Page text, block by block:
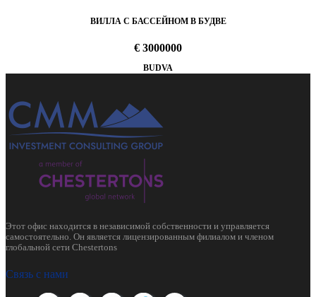
ВИЛЛА С БАССЕЙНОМ В БУДВЕ
€ 3000000
BUDVA
Этот офис находится в независимой собственности и управляется
самостоятельно. Он является лицензированным филиалом и членом
глобальной сети Chestertons
Связь с нами